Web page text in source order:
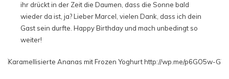
ihr drückt in der Zeit die Daumen, dass die Sonne bald
wieder da ist, ja? Lieber Marcel, vielen Dank, dass ich dein
Gast sein durfte. Happy Birthday und mach unbedingt so
weiter!